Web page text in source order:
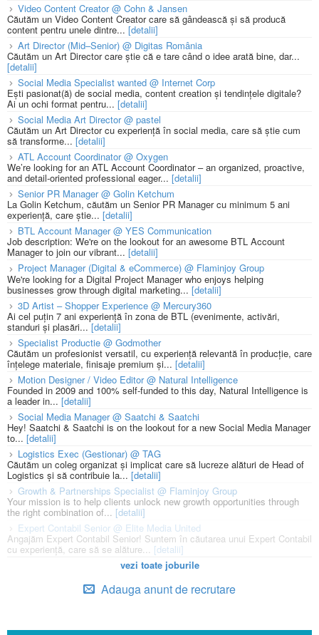
Video Content Creator @ Cohn & Jansen
Căutăm un Video Content Creator care să gândească și să producă
content pentru unele dintre... [detalii]
Art Director (Mid–Senior) @ Digitas România
Căutăm un Art Director care știe că e tare când o idee arată bine, dar...
[detalii]
Social Media Specialist wanted @ Internet Corp
Ești pasionat(ă) de social media, content creation și tendințele digitale?
Ai un ochi format pentru... [detalii]
Social Media Art Director @ pastel
Căutăm un Art Director cu experiență în social media, care să știe cum
să transforme... [detalii]
ATL Account Coordinator @ Oxygen
We’re looking for an ATL Account Coordinator – an organized, proactive,
and detail-oriented professional eager... [detalii]
Senior PR Manager @ Golin Ketchum
La Golin Ketchum, căutăm un Senior PR Manager cu minimum 5 ani
experiență, care știe... [detalii]
BTL Account Manager @ YES Communication
Job description: We're on the lookout for an awesome BTL Account
Manager to join our vibrant... [detalii]
Project Manager (Digital & eCommerce) @ Flaminjoy Group
We're looking for a Digital Project Manager who enjoys helping
businesses grow through digital marketing... [detalii]
3D Artist – Shopper Experience @ Mercury360
Ai cel puțin 7 ani experiență în zona de BTL (evenimente, activări,
standuri și plasări...[detalii]
Specialist Productie @ Godmother
Căutăm un profesionist versatil, cu experiență relevantă în producție, care
înțelege materiale, finisaje premium și... [detalii]
Motion Designer / Video Editor @ Natural Intelligence
Founded in 2009 and 100% self-funded to this day, Natural Intelligence is
a leader in... [detalii]
Social Media Manager @ Saatchi & Saatchi
Hey! Saatchi & Saatchi is on the lookout for a new Social Media Manager
to... [detalii]
Logistics Exec (Gestionar) @ TAG
Căutăm un coleg organizat și implicat care să lucreze alături de Head of
Logistics și să contribuie la... [detalii]
Growth & Partnerships Specialist @ Flaminjoy Group
Your mission is to help clients unlock new growth opportunities through
the right combination of... [detalii]
Expert Contabil Senior @ Elite Media United
Angajăm Expert Contabil Senior! Suntem în căutarea unui Expert Contabil
cu experiență, care să se alăture... [detalii]
vezi toate joburile
Adauga anunt de recrutare